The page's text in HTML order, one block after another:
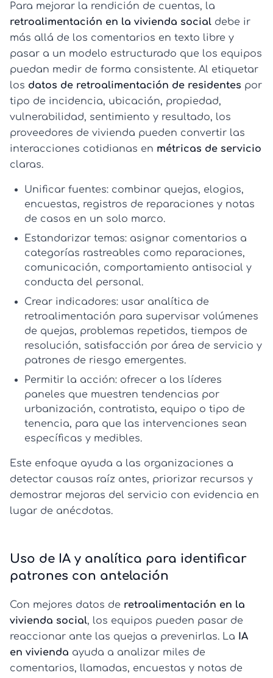
Para mejorar la rendición de cuentas, la
retroalimentación en la vivienda social debe ir
más allá de los comentarios en texto libre y
pasar a un modelo estructurado que los equipos
puedan medir de forma consistente. Al etiquetar
los datos de retroalimentación de residentes por
tipo de incidencia, ubicación, propiedad,
vulnerabilidad, sentimiento y resultado, los
proveedores de vivienda pueden convertir las
interacciones cotidianas en métricas de servicio
claras.
Unificar fuentes: combinar quejas, elogios,
encuestas, registros de reparaciones y notas
de casos en un solo marco.
Estandarizar temas: asignar comentarios a
categorías rastreables como reparaciones,
comunicación, comportamiento antisocial y
conducta del personal.
Crear indicadores: usar analítica de
retroalimentación para supervisar volúmenes
de quejas, problemas repetidos, tiempos de
resolución, satisfacción por área de servicio y
patrones de riesgo emergentes.
Permitir la acción: ofrecer a los líderes
paneles que muestren tendencias por
urbanización, contratista, equipo o tipo de
tenencia, para que las intervenciones sean
específicas y medibles.
Este enfoque ayuda a las organizaciones a
detectar causas raíz antes, priorizar recursos y
demostrar mejoras del servicio con evidencia en
lugar de anécdotas.
Uso de IA y analítica para identificar
patrones con antelación
Con mejores datos de retroalimentación en la
vivienda social, los equipos pueden pasar de
reaccionar ante las quejas a prevenirlas. La IA
en vivienda ayuda a analizar miles de
comentarios, llamadas, encuestas y notas de